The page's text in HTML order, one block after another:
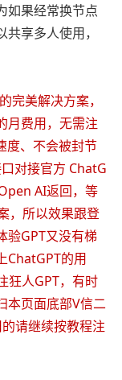
如果经常换节点
享多人使用，
完美解决方案，
月费用，无需注
度、不会被封节
对接官方 ChatG
AI返回，等
，所以效果跟登
验GPT又没有梯
ChatGPT的用
狂人GPT，有时
本页面底部V信二
请继续按教程注